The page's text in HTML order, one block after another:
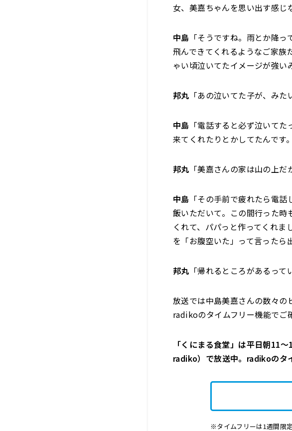
女、美嘉ちゃんを思い出す感じ
中島 「そうですね。雨とか降
飛んできてくれるようなご家族
ゃい頃泣いてたイメージが強い
邦丸 「あの泣いてた子が、みた
中島 「電話すると必ず泣いて
来てくれたりとかしてたんです
邦丸 「美嘉さんの家は山の上だ
中島 「その手前で疲れたら電
飯いただいて。この間行った時
くれて、パパっと作ってくれま
を「お腹空いた」って言ったら
邦丸 「帰れるところがあるって
放送では中島美嘉さんの数々の
radikoのタイムフリー機能でご
「くにまる食堂」は平日朝11
radiko）で放送中。radikoのタ
※タイムフリーは1週間限